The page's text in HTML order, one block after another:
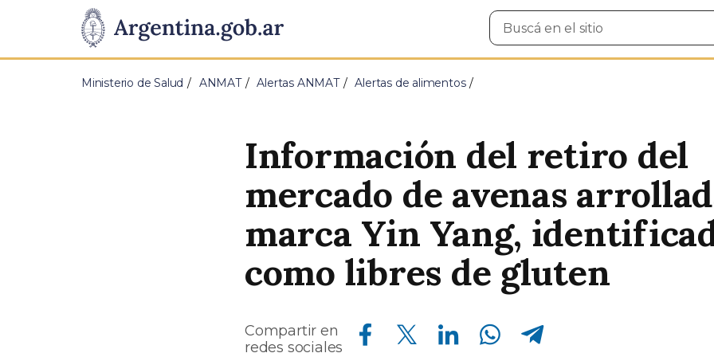
Presidencia
de
Pasar al contenido principal
Buscar
en
Ministerio de Salud ANMAT Alertas ANMAT Alertas de alimentos
Información del retiro del
mercado de avenas
marca Yin Yang,
como libres de gluten
Compartir en
redes sociales
Compartir en Facebook Compartir en Twitter Compartir en Linkedin Compartir en Whatsapp Compartir en Telegram